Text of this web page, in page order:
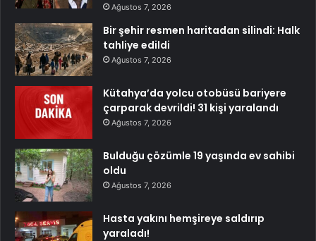
Ağustos 7, 2026
Bir şehir resmen haritadan silindi: Halk
tahliye edildi
Ağustos 7, 2026
Kütahya’da yolcu otobüsü bariyere
çarparak devrildi! 31 kişi yaralandı
Ağustos 7, 2026
Bulduğu çözümle 19 yaşında ev sahibi
oldu
Ağustos 7, 2026
Hasta yakını hemşireye saldırıp
yaraladı!